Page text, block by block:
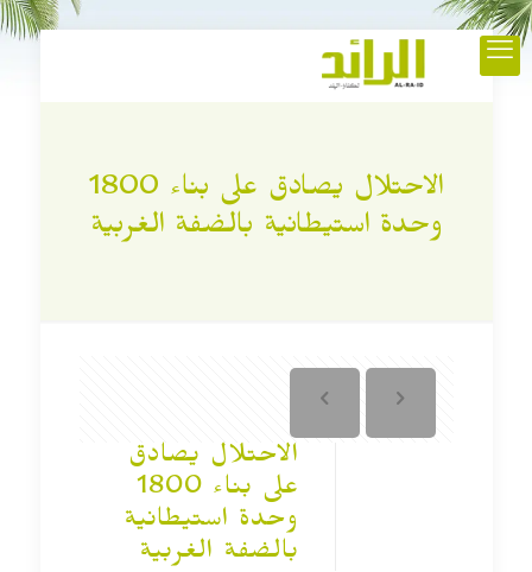
الاحتلال يصادق على بناء 1800
وحدة استيطانية بالضفة الغربية
الاحتلال يصادق
على بناء 1800
وحدة استيطانية
بالضفة الغربية